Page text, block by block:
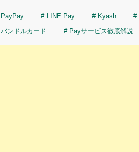
PayPay LINE Pay Kyash
バンドルカード
Payサービス徹底解説